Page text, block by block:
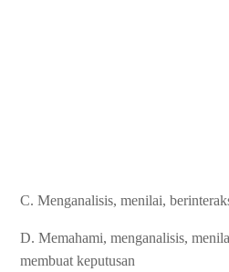
C. Menganalisis, menilai,
D. Memahami, menganalisis,
membuat keputusan